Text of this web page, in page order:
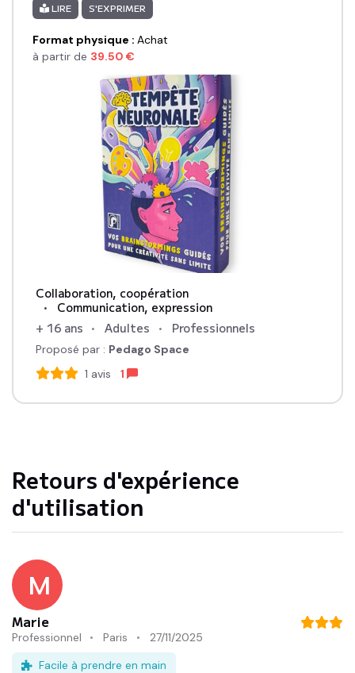
LIRE S'EXPRIMER
Format physique : Achat
à partir de 39.50 €
Collaboration, coopération
Communication, expression
+ 16 ans
Adultes Professionnels
Proposé par : Pedago Space
1 avis 1
Retours d'expérience
d'utilisation
M
Marie
Professionnel Paris 27/11/2025
Facile à prendre en main